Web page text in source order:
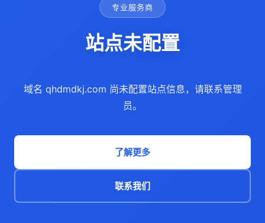
专业服务商
站点未配置
域名 qhdmdkj.com 尚未配置站点信息，请联系管理
员。
了解更多
联系我们